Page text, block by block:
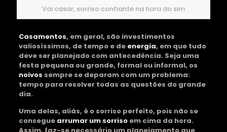
Vai casar, sorriso confiante na hora do sim
Casamentos, em geral, são investimentos
valiosíssimos, de tempo e de energia, em que tudo
deve ser planejado com antecedência. Seja uma
festa pequena ou grande, formal ou informal, os
noivos sempre se deparam com um problema:
tempo para resolver todas as questões do grande
dia.
Uma delas, aliás, é o sorriso perfeito, pois não se
consegue arrumar um sorrisoem cima da hora.